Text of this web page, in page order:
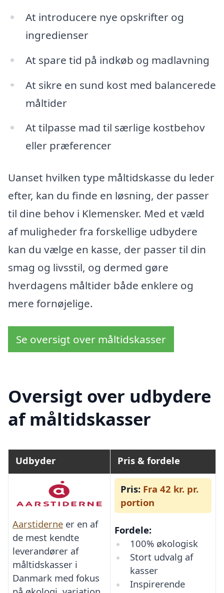
At introducere nye opskrifter og
ingredienser
At spare tid på indkøb og madlavning
At sikre en sund kost med balancerede
måltider
At tilpasse mad til særlige kostbehov
eller præferencer
Uanset hvilken type måltidskasse du leder
efter, kan du finde en løsning, der passer
til dine behov i Klemensker. Med et væld
af muligheder fra forskellige udbydere
kan du vælge en kasse, der passer til din
smag og livsstil, og dermed gøre
hverdagens måltider både enklere og
mere fornøjelige.
Se oversigt over måltidskasser
Oversigt over udbydere
af måltidskasser
Udbyder Pris & fordele
Aarstiderne er en af
de mest kendte
leverandører af
måltidskasser i
Danmark med fokus
Pris: Fra 42 kr. pr.
portion
Fordele:
100% økologisk
Stort udvalg af
kasser
Inspirerende